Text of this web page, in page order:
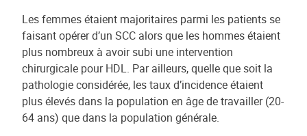
Les femmes étaient majoritaires parmi les patients se
faisant opérer d’un SCC alors que les hommes étaient
plus nombreux à avoir subi une intervention
chirurgicale pour HDL. Par ailleurs, quelle que soit la
pathologie considérée, les taux d’incidence étaient
plus élevés dans la population en âge de travailler (20-
64 ans) que dans la population générale.